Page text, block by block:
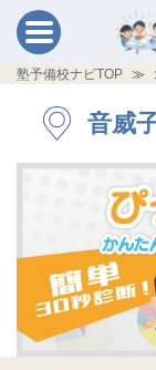
塾予備校ナビTOP
音威